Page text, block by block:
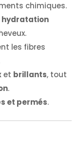
chimiques.
hydratation
les fibres
et brillants, tout
.
et permés.